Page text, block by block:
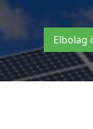
Elbolag